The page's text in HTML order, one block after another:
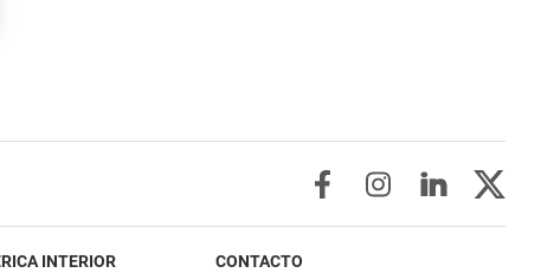
INTERIOR CONTACTO